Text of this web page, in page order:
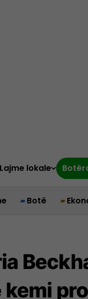
Lajme lokale
Botë
kemi